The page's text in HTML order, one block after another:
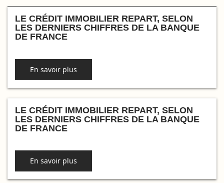
LE CRÉDIT IMMOBILIER REPART, SELON
LES DERNIERS CHIFFRES DE LA BANQUE
DE FRANCE
En savoir plus
LE CRÉDIT IMMOBILIER REPART, SELON
LES DERNIERS CHIFFRES DE LA BANQUE
DE FRANCE
En savoir plus